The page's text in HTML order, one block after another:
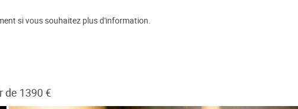
si vous souhaitez plus d'information.
de 1390 €